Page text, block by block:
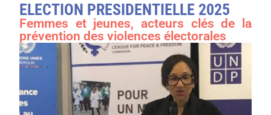
ELECTION PRESIDENTIELLE 2025
Femmes et jeunes, acteurs clés de la
prévention des violences électorales